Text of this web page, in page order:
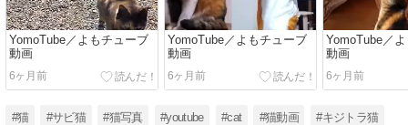
YomoTube／よもチューブ
動画
6ヶ月前
YomoTube／よもチューブ
動画
6ヶ月前
YomoTube／
動画
6ヶ月前
#猫 #サビ猫 #猫写真 #youtube #cat #猫動画 #キジトラ猫